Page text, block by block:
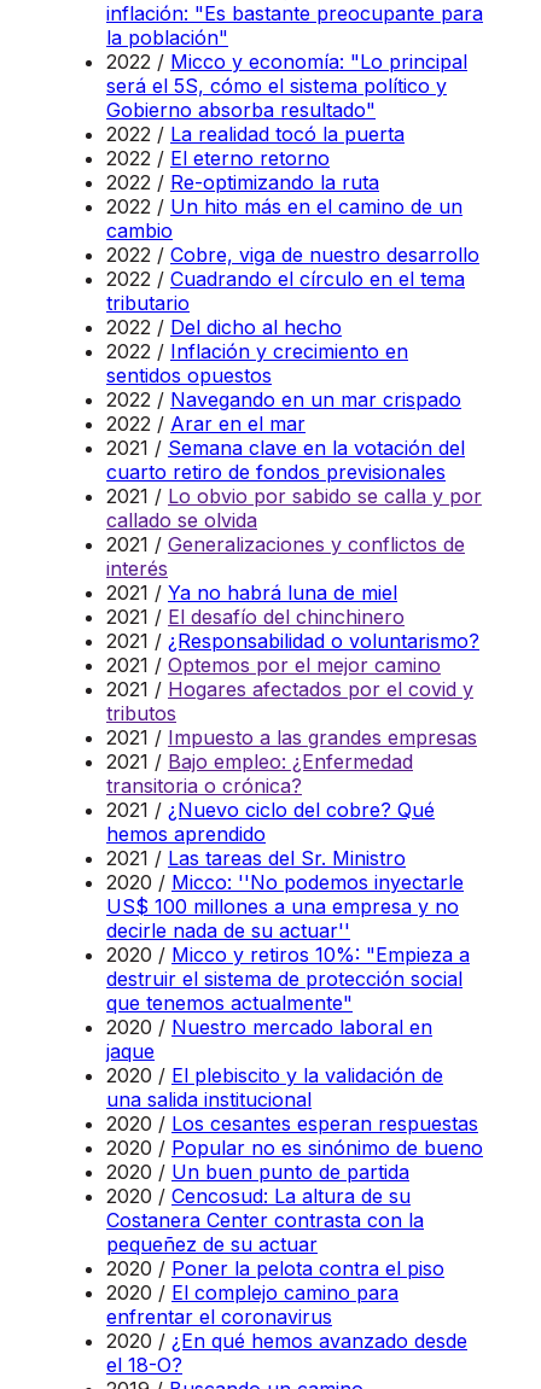
inflación: "Es bastante preocupante para
la población"
2022 / Micco y economía: "Lo principal
será el 5S, cómo el sistema político y
Gobierno absorba resultado"
2022 / La realidad tocó la puerta
2022 / El eterno retorno
2022 / Re-optimizando la ruta
2022 / Un hito más en el camino de un
cambio
2022 / Cobre, viga de nuestro desarrollo
2022 / Cuadrando el círculo en el tema
tributario
2022 / Del dicho al hecho
2022 / Inflación y crecimiento en
sentidos opuestos
2022 / Navegando en un mar crispado
2022 / Arar en el mar
2021 / Semana clave en la votación del
cuarto retiro de fondos previsionales
2021 / Lo obvio por sabido se calla y por
callado se olvida
2021 / Generalizaciones y conflictos de
interés
2021 / Ya no habrá luna de miel
2021 / El desafío del chinchinero
2021 / ¿Responsabilidad o voluntarismo?
2021 / Optemos por el mejor camino
2021 / Hogares afectados por el covid y
tributos
2021 / Impuesto a las grandes empresas
2021 / Bajo empleo: ¿Enfermedad
transitoria o crónica?
2021 / ¿Nuevo ciclo del cobre? Qué
hemos aprendido
2021 / Las tareas del Sr. Ministro
2020 / Micco: ''No podemos inyectarle
US$ 100 millones a una empresa y no
decirle nada de su actuar''
2020 / Micco y retiros 10%: "Empieza a
destruir el sistema de protección social
que tenemos actualmente"
2020 / Nuestro mercado laboral en
jaque
2020 / El plebiscito y la validación de
una salida institucional
2020 / Los cesantes esperan respuestas
2020 / Popular no es sinónimo de bueno
2020 / Un buen punto de partida
2020 / Cencosud: La altura de su
Costanera Center contrasta con la
pequeñez de su actuar
2020 / Poner la pelota contra el piso
2020 / El complejo camino para
enfrentar el coronavirus
2020 / ¿En qué hemos avanzado desde
el 18-O?